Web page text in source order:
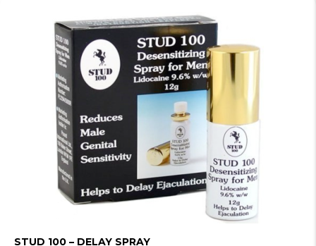
STUD 100 – DELAY SPRAY